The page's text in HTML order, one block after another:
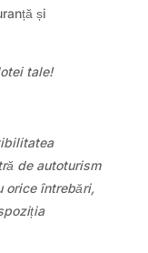
și
tale!
de autoturism
orice întrebări,